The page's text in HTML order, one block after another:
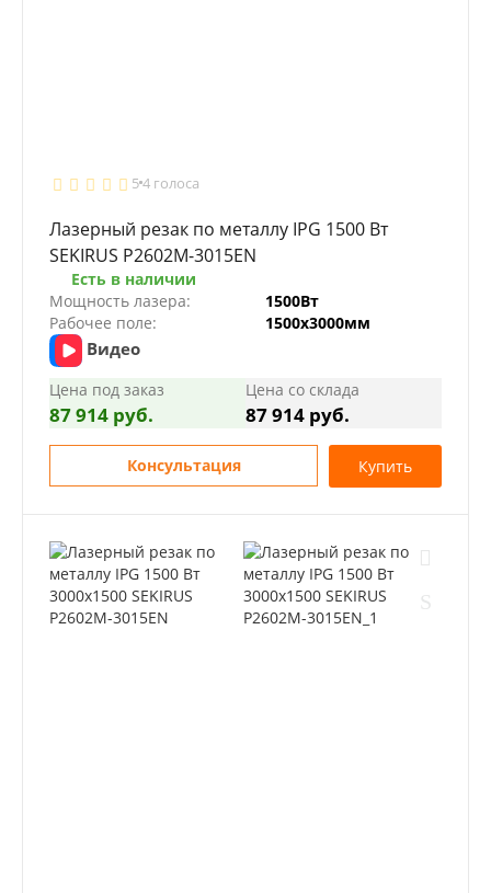
54 голоса
Лазерный резак по металлу IPG 1500 Вт
SEKIRUS P2602M-3015EN
Есть в наличии
Мощность лазера:
1500Вт
Рабочее поле:
1500х3000мм
Видео
Цена под заказ
87 914 руб.
Цена со склада
87 914 руб.
Консультация Купить